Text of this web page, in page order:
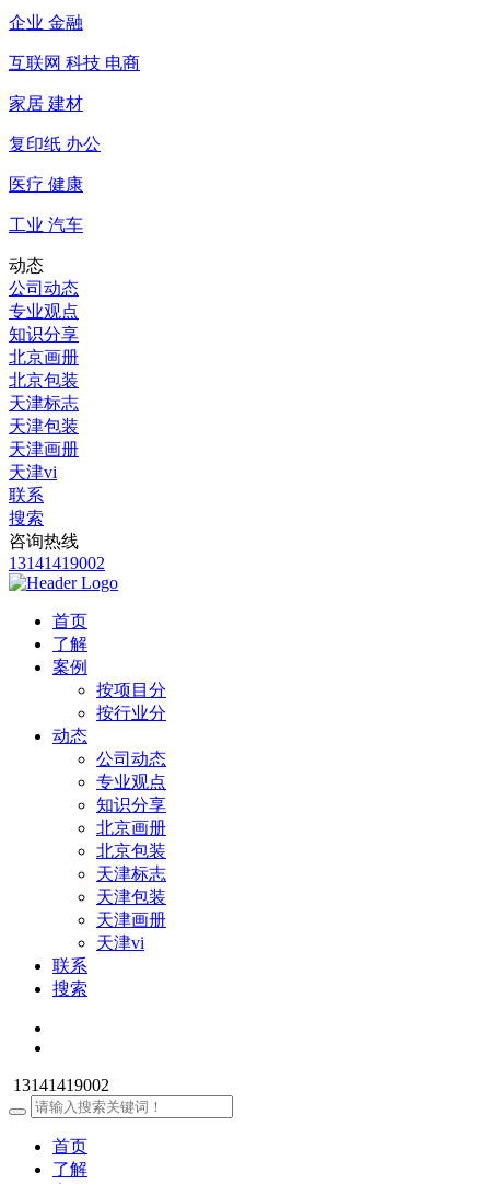
企业 金融
互联网 科技 电商
家居 建材
复印纸 办公
医疗 健康
工业 汽车
动态
公司动态
专业观点
知识分享
北京画册
北京包装
天津标志
天津包装
天津画册
天津vi
联系
搜索
咨询热线
13141419002
首页
了解
案例
按项目分
按行业分
动态
公司动态
专业观点
知识分享
北京画册
北京包装
天津标志
天津包装
天津画册
天津vi
联系
搜索
13141419002
首页
了解